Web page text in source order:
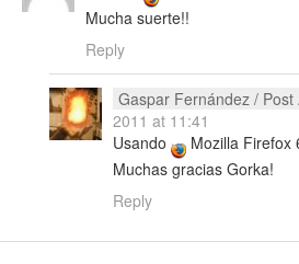
Mucha suerte!!
Reply
Gaspar Fernández / Post
2011 at 11:41
Usando
Mozilla Firefox
Muchas gracias Gorka!
Reply